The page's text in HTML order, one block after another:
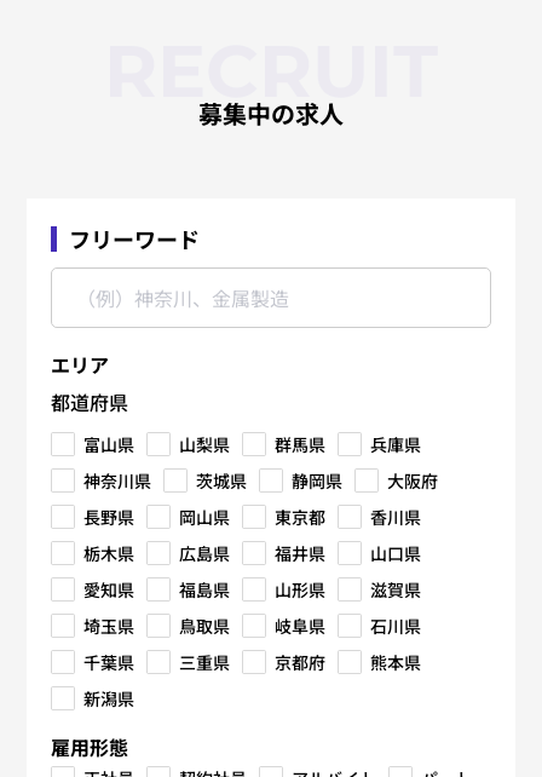
募集中の求人
フリーワード
エリア
都道府県
富山県 山梨県 群馬県
兵庫県
神奈川県
茨城県 静岡県
大阪府
長野県
岡山県 東京都
香川県
栃木県
広島県 福井県
山口県
愛知県
福島県 山形県
滋賀県
埼玉県
鳥取県 岐阜県
石川県
千葉県
三重県 京都府
熊本県
新潟県
雇用形態